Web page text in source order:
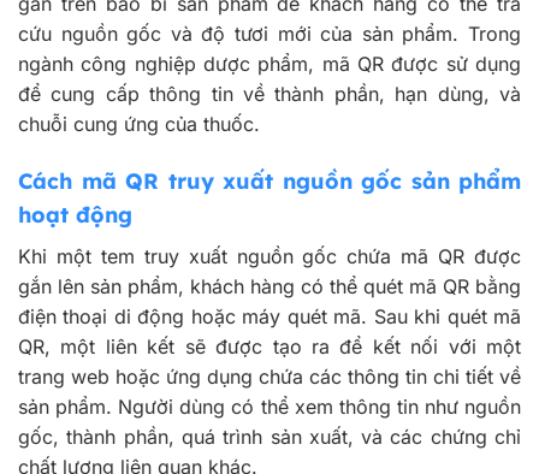
cứu nguồn gốc và độ tươi mới của sản phẩm. Trong
ngành công nghiệp dược phẩm, mã QR được sử dụng
để cung cấp thông tin về thành phần, hạn dùng, và
chuỗi cung ứng của thuốc.
Cách mã QR truy xuất nguồn gốc sản phẩm
hoạt động
Khi một tem truy xuất nguồn gốc chứa mã QR được
gắn lên sản phẩm, khách hàng có thể quét mã QR bằng
điện thoại di động hoặc máy quét mã. Sau khi quét mã
QR, một liên kết sẽ được tạo ra để kết nối với một
trang web hoặc ứng dụng chứa các thông tin chi tiết về
sản phẩm. Người dùng có thể xem thông tin như nguồn
gốc, thành phần, quá trình sản xuất, và các chứng chỉ
chất lượng liên quan khác.